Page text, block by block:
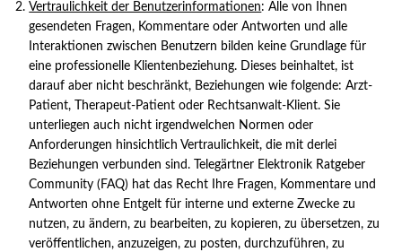
Vertraulichkeit der Benutzerinformationen: Alle von Ihnen
gesendeten Fragen, Kommentare oder Antworten und alle
Interaktionen zwischen Benutzern bilden keine Grundlage für
eine professionelle Klientenbeziehung. Dieses beinhaltet, ist
darauf aber nicht beschränkt, Beziehungen wie folgende: Arzt-
Patient, Therapeut-Patient oder Rechtsanwalt-Klient. Sie
unterliegen auch nicht irgendwelchen Normen oder
Anforderungen hinsichtlich Vertraulichkeit, die mit derlei
Beziehungen verbunden sind. Telegärtner Elektronik Ratgeber
Community (FAQ) hat das Recht Ihre Fragen, Kommentare und
Antworten ohne Entgelt für interne und externe Zwecke zu
nutzen, zu ändern, zu bearbeiten, zu kopieren, zu übersetzen, zu
veröffentlichen, anzuzeigen, zu posten, durchzuführen, zu